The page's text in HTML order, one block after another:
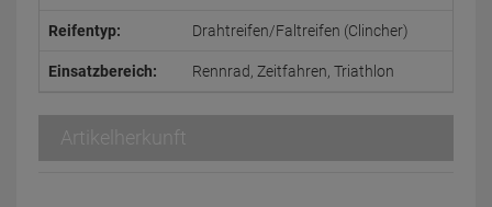
Reifentyp: Drahtreifen/Faltreifen (Clincher)
Einsatzbereich: Rennrad, Zeitfahren, Triathlon
Artikelherkunft